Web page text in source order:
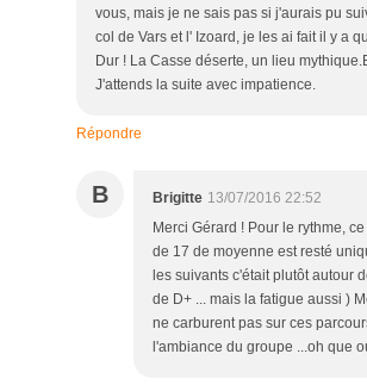
vous, mais je ne sais pas si j'aurais pu
col de Vars et l' Izoard, je les ai fait il y a
Dur ! La Casse déserte, un lieu
J'attends la suite avec impatience.
Répondre
B Brigitte 13/07/2016 22:52
Merci Gérard ! Pour le rythme,
de 17 de moyenne est resté
les suivants c'était plutôt autour
de D+ ... mais la fatigue aussi )
ne carburent pas sur ces
l'ambiance du groupe ...oh que